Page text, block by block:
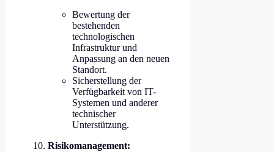
Bewertung der
bestehenden
technologischen
Infrastruktur und
Anpassung an den neuen
Standort.
Sicherstellung der
Verfügbarkeit von IT-
Systemen und anderer
technischer
Unterstützung.
Risikomanagement: